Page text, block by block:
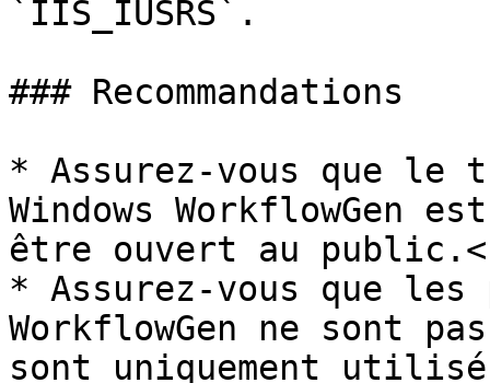
`IIS_IUSRS`.
### Recommandations
* Assurez-vous que
Windows
être ouvert au
* Assurez-vous que les
WorkflowGen ne sont
sont uniquement